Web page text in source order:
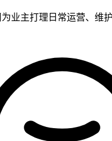
业主打理日常运营、维